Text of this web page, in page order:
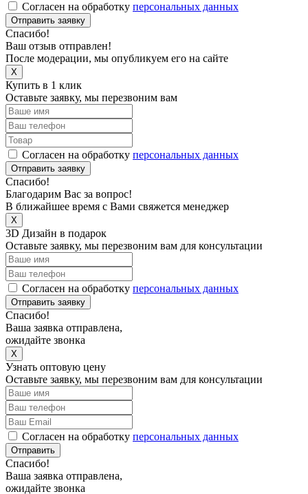
Согласен на обработку персональных данных
Отправить заявку
Спасибо!
Ваш отзыв отправлен!
После модерации, мы опубликуем его на сайте
X
Купить в 1 клик
Оставьте заявку, мы перезвоним вам
Согласен на обработку персональных данных
Отправить заявку
Спасибо!
Благодарим Вас за вопрос!
В ближайшее время с Вами свяжется менеджер
X
3D Дизайн в подарок
Оставьте заявку, мы перезвоним вам для консультации
Согласен на обработку персональных данных
Отправить заявку
Спасибо!
Ваша заявка отправлена,
ожидайте звонка
X
Узнать оптовую цену
Оставьте заявку, мы перезвоним вам для консультации
Согласен на обработку персональных данных
Отправить
Спасибо!
Ваша заявка отправлена,
ожидайте звонка